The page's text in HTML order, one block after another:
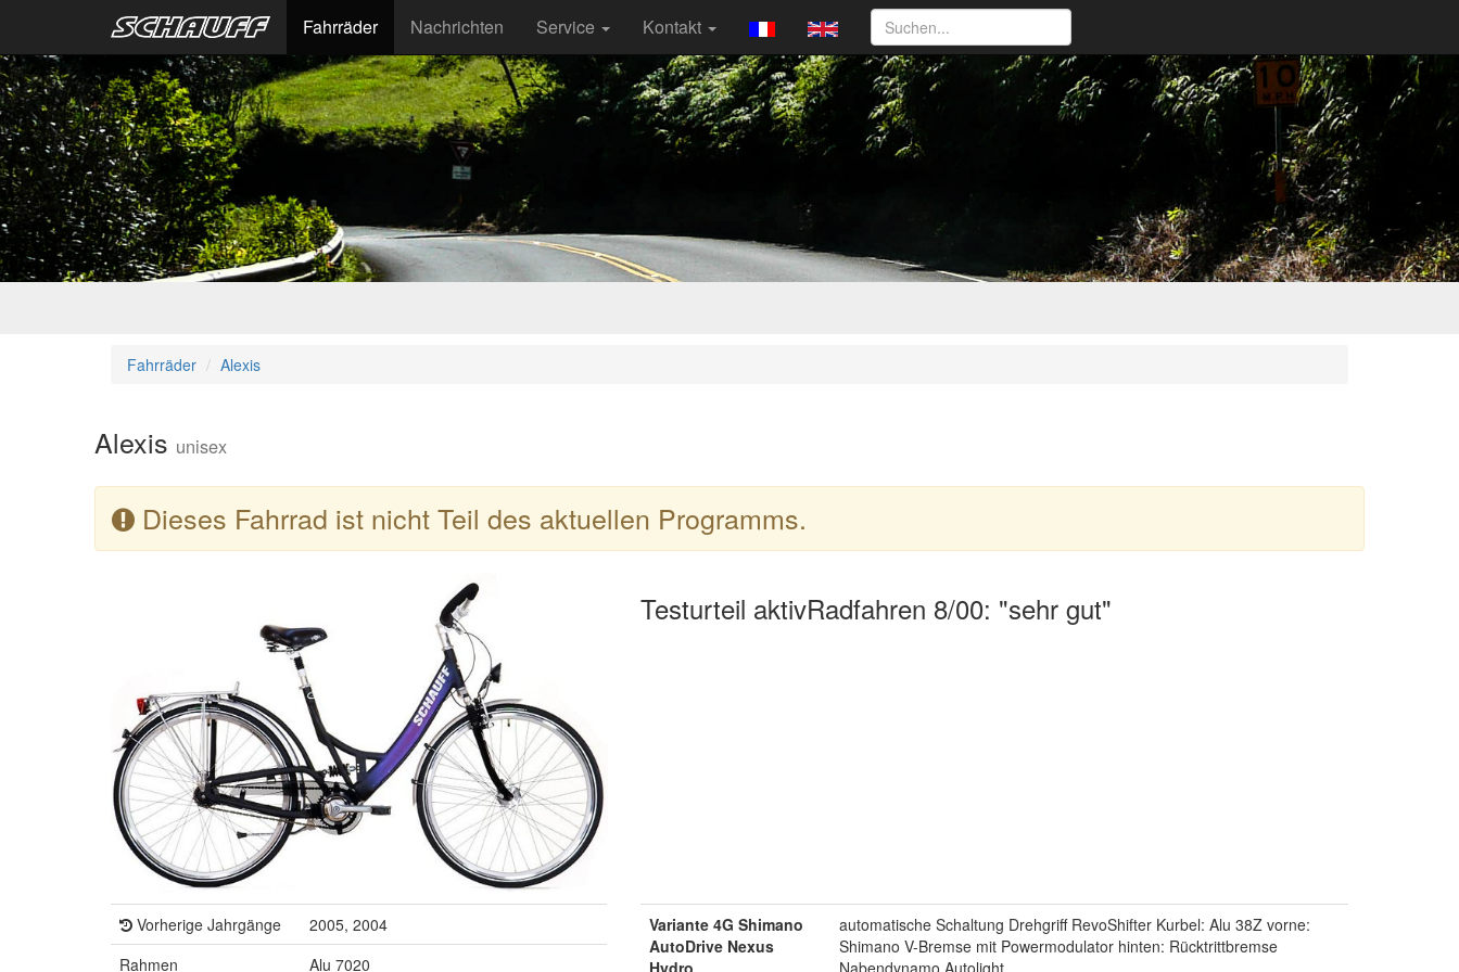
Fahrräder Nachrichten Service Kontakt
Fahrräder Alexis
Alexis unisex
Dieses Fahrrad ist nicht Teil des aktuellen Programms.
Testurteil aktivRadfahren 8/00: "sehr gut"
Vorherige Jahrgänge
2005, 2004
Rahmen
Alu 7020
Variante 4G Shimano
AutoDrive Nexus
Hydro
automatische Schaltung Drehgriff RevoShifter Kurbel: Alu 38Z vorne:
Shimano V-Bremse mit Powermodulator hinten: Rücktrittbremse
Nabendynamo Autolight